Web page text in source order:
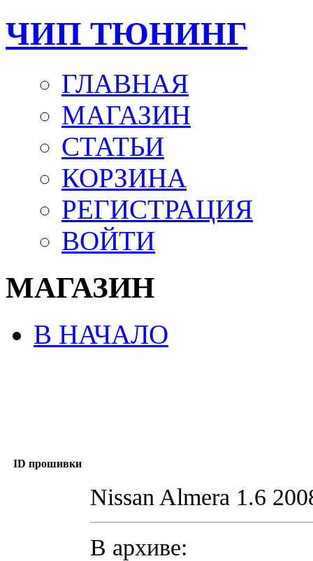
ЧИП ТЮНИНГ
ГЛАВНАЯ
МАГАЗИН
СТАТЬИ
КОРЗИНА
РЕГИСТРАЦИЯ
ВОЙТИ
МАГАЗИН
В НАЧАЛО
ID прошивки
Nissan Almera 1.6
В архиве: